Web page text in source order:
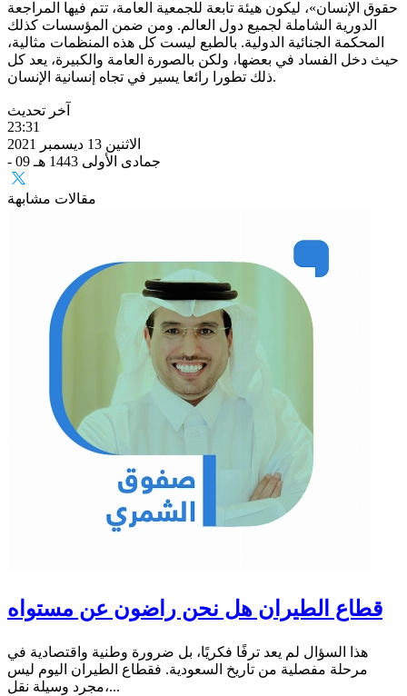
حقوق الإنسان»، ليكون هيئة تابعة للجمعية العامة، تتم فيها المراجعة
الدورية الشاملة لجميع دول العالم. ومن ضمن المؤسسات كذلك
المحكمة الجنائية الدولية. بالطبع ليست كل هذه المنظمات مثالية،
حيث دخل الفساد في بعضها، ولكن بالصورة العامة والكبيرة، يعد كل
ذلك تطورا رائعا يسير في تجاه إنسانية الإنسان.
آخر تحديث
23:31
الاثنين 13 ديسمبر 2021
- 09 جمادى الأولى 1443 هـ
مقالات مشابهة
قطاع الطيران هل نحن راضون عن مستواه
هذا السؤال لم يعد ترفًا فكريًا، بل ضرورة وطنية واقتصادية في
مرحلة مفصلية من تاريخ السعودية. فقطاع الطيران اليوم ليس
مجرد وسيلة نقل،...